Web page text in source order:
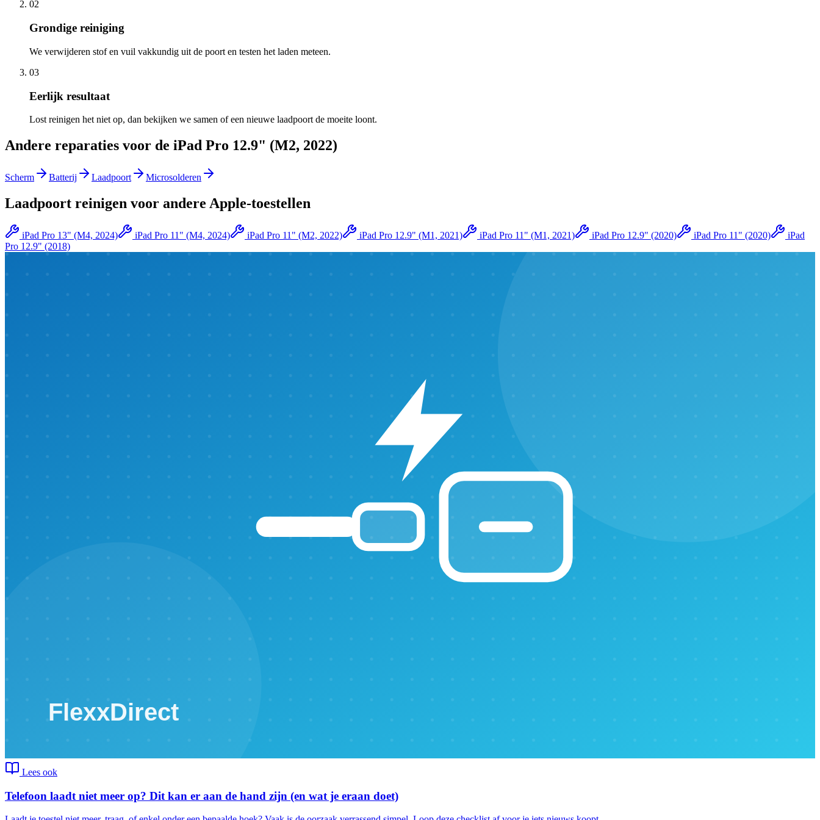
02
Grondige reiniging
We verwijderen stof en vuil vakkundig uit de poort en testen het laden meteen.
03
Eerlijk resultaat
Lost reinigen het niet op, dan bekijken we samen of een nieuwe laadpoort de moeite loont.
Andere reparaties voor de iPad Pro 12.9" (M2, 2022)
Scherm Batterij Laadpoort Microsolderen
Laadpoort reinigen voor andere Apple-toestellen
iPad Pro 13" (M4, 2024) iPad Pro 11" (M4, 2024) iPad Pro 11" (M2, 2022) iPad Pro 12.9" (M1, 2021) iPad Pro 11" (M1, 2021) iPad Pro 12.9" (2020) iPad Pro 11" (2020)
iPad
Pro 12.9" (2018)
Lees ook
Telefoon laadt niet meer op? Dit kan er aan de hand zijn (en wat je eraan doet)